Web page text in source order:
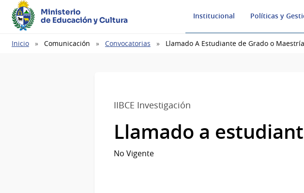
Ministerio
de Educación y Cultura
Institucional Políticas y
Ruta
Inicio Comunicación Convocatorias Llamado A Estudiante de Grado o Maestría
IIBCE Investigación
Llamado a
No Vigente